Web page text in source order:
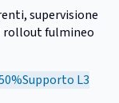
supervisione
rollout fulmineo
Supporto L3